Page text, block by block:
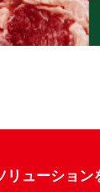
ューション